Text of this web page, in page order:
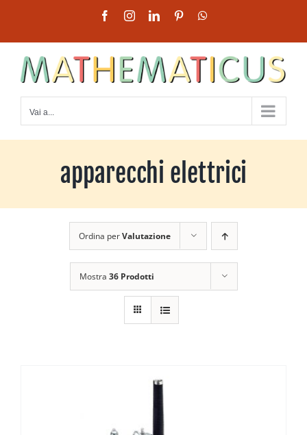
contenuto
FacebookInstagramLinkedInPinterest
Vai a...
apparecchi elettrici
Ordina perValutazione
Mostra 36 Prodotti